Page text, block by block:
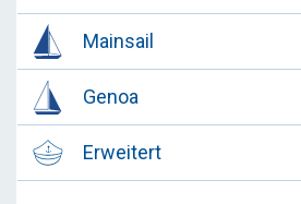
Mainsail
Genoa
Erweitert